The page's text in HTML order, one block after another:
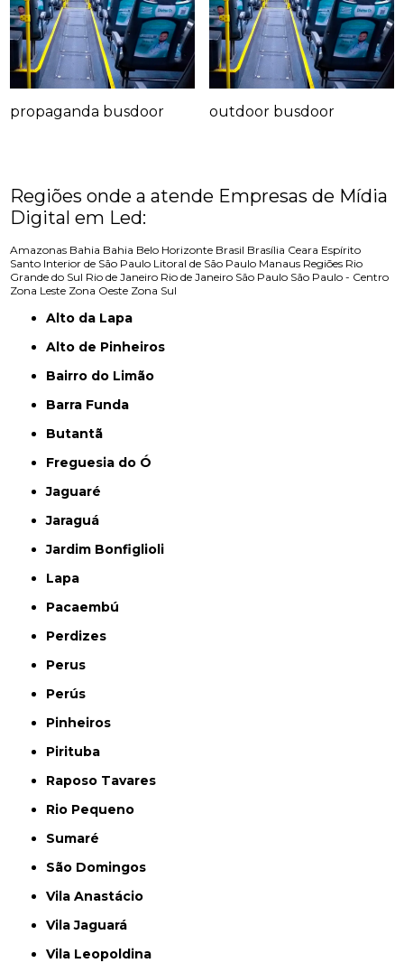
propaganda busdoor outdoor busdoor
Regiões onde a atende Empresas de Mídia
Digital em Led:
Amazonas Bahia Bahia Belo Horizonte Brasil Brasília Ceara Espírito
Santo Interior de São Paulo Litoral de São Paulo Manaus Regiões Rio
Grande do Sul Rio de Janeiro Rio de Janeiro São Paulo São Paulo - Centro
Zona Leste Zona Oeste Zona Sul
Alto da Lapa
Alto de Pinheiros
Bairro do Limão
Barra Funda
Butantã
Freguesia do Ó
Jaguaré
Jaraguá
Jardim Bonfiglioli
Lapa
Pacaembú
Perdizes
Perus
Perús
Pinheiros
Pirituba
Raposo Tavares
Rio Pequeno
Sumaré
São Domingos
Vila Anastácio
Vila Jaguará
Vila Leopoldina